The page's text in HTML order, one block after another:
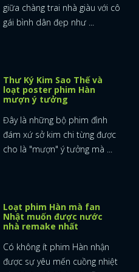
giữa chàng trai nhà giàu với cô
gái bình dân đẹp như ...
Thư Ký Kim Sao Thế và
loạt poster phim Hàn
mượn ý tưởng
Đây là những bộ phim đình
đám xứ sở kim chi từng được
cho là "mượn" ý tưởng mà ...
Loạt phim Hàn mà fan
Nhật muốn được nước
nhà remake nhất
Có không ít phim Hàn nhận
được sự yêu mến cuồng nhiệt